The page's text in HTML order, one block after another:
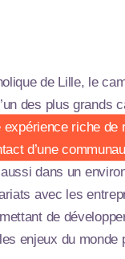
de Lille, le
des plus grands
expérience riche de
d’une
dans un
avec les
de
enjeux du monde